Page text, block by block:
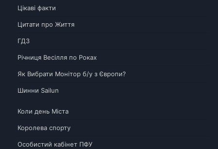
Цікаві факти
Цитати про Життя
ГДЗ
Річниця Весілля по Роках
Як Вибрати Монітор б/у з Європи?
Шинни Sailun
Коли день Міста
Королева спорту
Особистий кабінет ПФУ